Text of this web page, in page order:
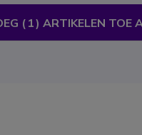
( 1) ARTIKELEN TOE